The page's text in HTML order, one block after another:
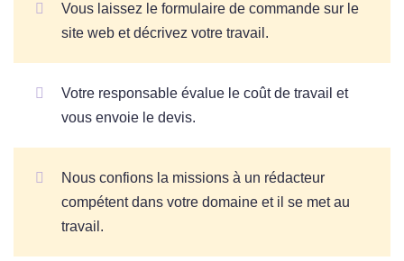
Vous laissez le formulaire de commande sur le
site web et décrivez votre travail.
Votre responsable évalue le coût de travail et
vous envoie le devis.
Nous confions la missions à un rédacteur
compétent dans votre domaine et il se met au
travail.